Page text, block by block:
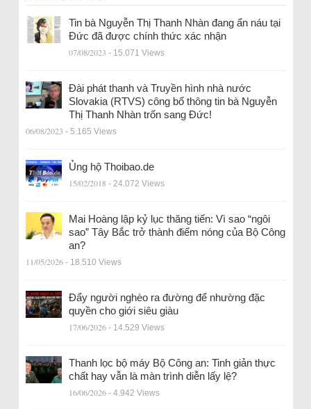
Tin bà Nguyễn Thị Thanh Nhàn đang ẩn náu tại
Đức đã được chính thức xác nhận
07/08/2023 - 15.071 Views
Đài phát thanh và Truyền hình nhà nước
Slovakia (RTVS) công bố thông tin bà Nguyễn
Thị Thanh Nhàn trốn sang Đức!
06/08/2023 - 5.165 Views
Ủng hộ Thoibao.de
15/02/2018 - 24.072 Views
Mai Hoàng lập kỷ lục thăng tiến: Vì sao “ngôi
sao” Tây Bắc trở thành điểm nóng của Bộ Công
an?
11/05/2026 - 18.510 Views
Đẩy người nghèo ra đường để nhường đặc
quyền cho giới siêu giàu
17/06/2026 - 14.529 Views
Thanh lọc bộ máy Bộ Công an: Tinh giản thực
chất hay vẫn là màn trình diễn lấy lệ?
16/06/2026 - 4.942 Views